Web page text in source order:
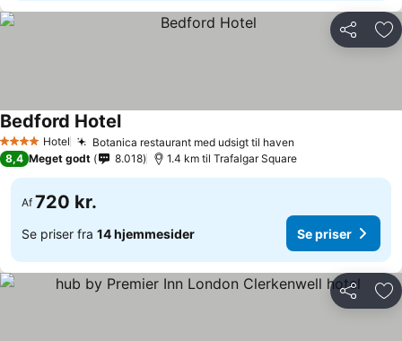
Del
4 StjernerHotel Botanica restaurant med udsigt til haven
Bedford Hotel
8,4 Meget godt 8.018 1.4 km til Trafalgar Square
Af 720 kr.
Se priser fra 14 hjemmesider Se priser
Del